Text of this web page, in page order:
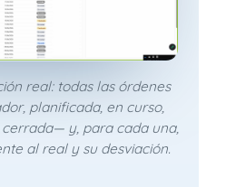
real: todas las órdenes
planificada, en curso,
y, para cada una,
al real y su desviación.